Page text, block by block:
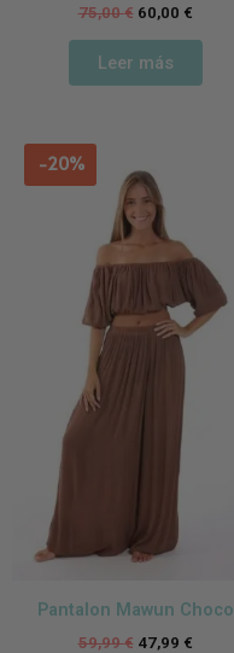
75,00€ 60,00 €
Leer más
-20%
Pantalon Mawun Choco
59,99€ 47,99 €